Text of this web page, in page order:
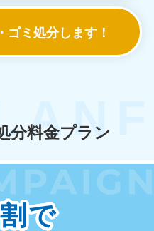
ゴミ処分します！
分料金プラン
で